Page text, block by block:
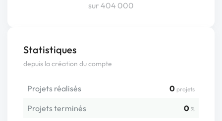
sur 404 000
Statistiques
depuis la création du compte
Projets réalisés 0 projets
Projets terminés 0 %